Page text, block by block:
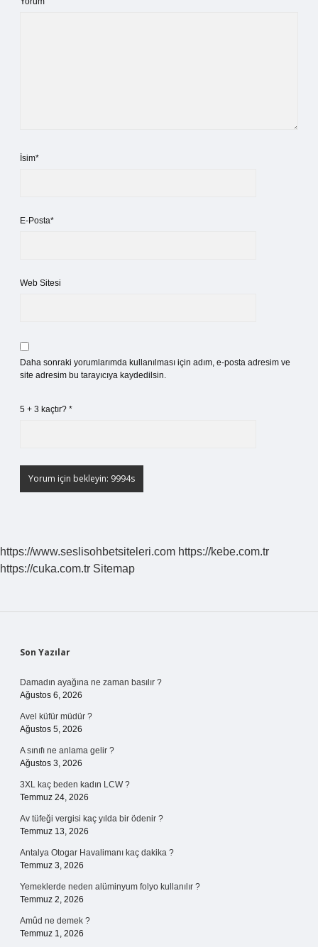
İsim*
E-Posta*
Web Sitesi
Daha sonraki yorumlarımda kullanılması için adım, e-posta adresim ve
site adresim bu tarayıcıya kaydedilsin.
5 + 3 kaçtır? *
https://www.seslisohbetsiteleri.com https://kebe.com.tr
https://cuka.com.tr Sitemap
Sidebar
Son Yazılar
Damadın ayağına ne zaman basılır ?
Ağustos 6, 2026
Avel küfür müdür ?
Ağustos 5, 2026
A sınıfı ne anlama gelir ?
Ağustos 3, 2026
3XL kaç beden kadın LCW ?
Temmuz 24, 2026
Av tüfeği vergisi kaç yılda bir ödenir ?
Temmuz 13, 2026
Antalya Otogar Havalimanı kaç dakika ?
Temmuz 3, 2026
Yemeklerde neden alüminyum folyo kullanılır ?
Temmuz 2, 2026
Amûd ne demek ?
Temmuz 1, 2026